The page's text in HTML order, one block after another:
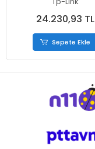
24.230,93 TL
Sepete Ekle